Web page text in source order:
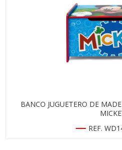
BANCO JUGUETERO DE
REF.